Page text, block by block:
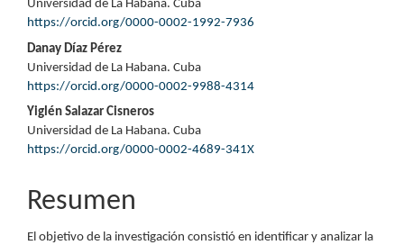
artículo
Universidad de La Habana. Cuba
https://orcid.org/0000-0002-1992-7936
Danay Díaz Pérez
Universidad de La Habana. Cuba
https://orcid.org/0000-0002-9988-4314
Yiglén Salazar Cisneros
Universidad de La Habana. Cuba
https://orcid.org/0000-0002-4689-341X
Resumen
El objetivo de la investigación consistió en identificar y analizar la